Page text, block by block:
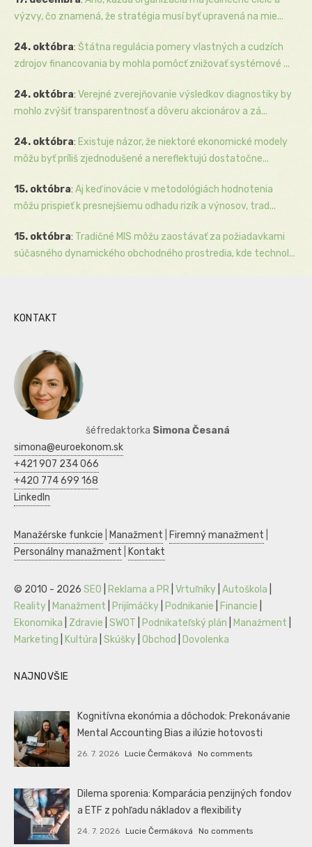
výzvy, čo znamená, že stratégia musí byť upravená na mie...
24. októbra: Štátna regulácia pomery vlastných a cudzích
zdrojov financovania by mohla pomôcť znižovať systémové ...
24. októbra: Verejné zverejňovanie výsledkov diagnostiky by
mohlo zvýšiť transparentnosť a dôveru akcionárov a zá...
24. októbra: Existuje názor, že niektoré ekonomické modely
môžu byť príliš zjednodušené a nereflektujú dostatočne...
15. októbra: Aj keď inovácie v metodológiách hodnotenia
môžu prispieť k presnejšiemu odhadu rizík a výnosov, trad...
15. októbra: Tradičné MIS môžu zaostávať za požiadavkami
súčasného dynamického obchodného prostredia, kde technol...
KONTAKT
šéfredaktorka Simona Česaná
simona@euroekonom.sk
+421 907 234 066
+420 774 699 168
LinkedIn
Manažérske funkcie Manažment Firemný manažment
Personálny manažment
Kontakt
© 2010 - 2026 SEO Reklama a PR Vrtuľníky Autoškola
Reality
Manažment Prijímáčky Podnikanie Financie
Ekonomika
Zdravie SWOT Podnikateľský plán Manažment
Marketing
Kultúra Skúšky Obchod Dovolenka
NAJNOVŠIE
Kognitívna ekonómia a dôchodok: Prekonávanie
Mental Accounting Bias a ilúzie hotovosti
26. 7. 2026 Lucie Čermáková No comments
Dilema sporenia: Komparácia penzijných fondov
a ETF z pohľadu nákladov a flexibility
24. 7. 2026 Lucie Čermáková No comments